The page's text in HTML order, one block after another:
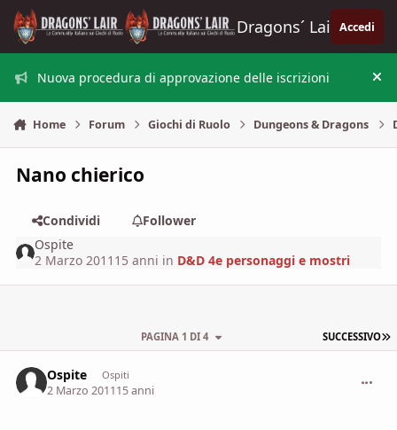
Vai al contenuto
Dragons´ Lair Accedi
Nuova procedura di approvazione delle iscrizioni
Home Forum Giochi di Ruolo Dungeons & Dragons
Nano chierico
Condividi
Follower
Ospite
2 Marzo 2011 15 anni in D&D 4e personaggi e mostri
SUCCESSIVO
PAGINA 1 DI 4
Ospite Ospiti
2 Marzo 201115 anni